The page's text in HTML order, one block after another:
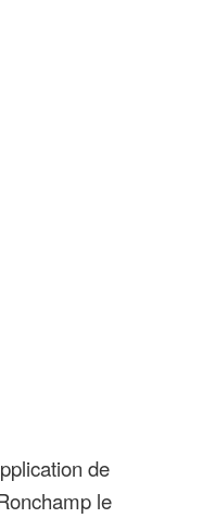
de
le